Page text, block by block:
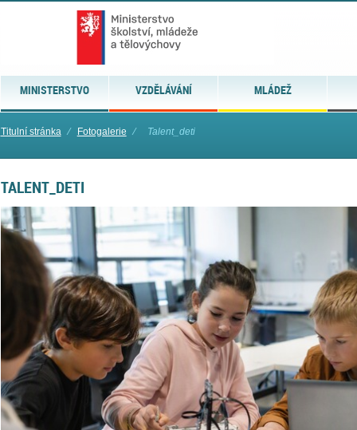
MINISTERSTVO VZDĚLÁVÁNÍ MLÁDEŽ
Titulní stránka ⁄ Fotogalerie ⁄ Talent_deti
TALENT_DETI